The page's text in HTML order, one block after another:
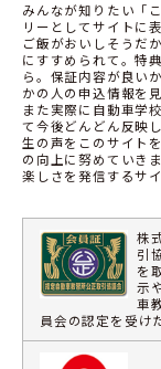
みんなが知りたい「
リーとしてサイトに
ご飯がおいしそうだ
にすすめられて。特
ら。保証内容が良い
かの人の申込情報を
また実際に自動車学
て今後どんどん反映
生の声をこのサイト
の向上に努めていき
楽しさを発信するサ
株
引
を
示
車
員会の認定を受け